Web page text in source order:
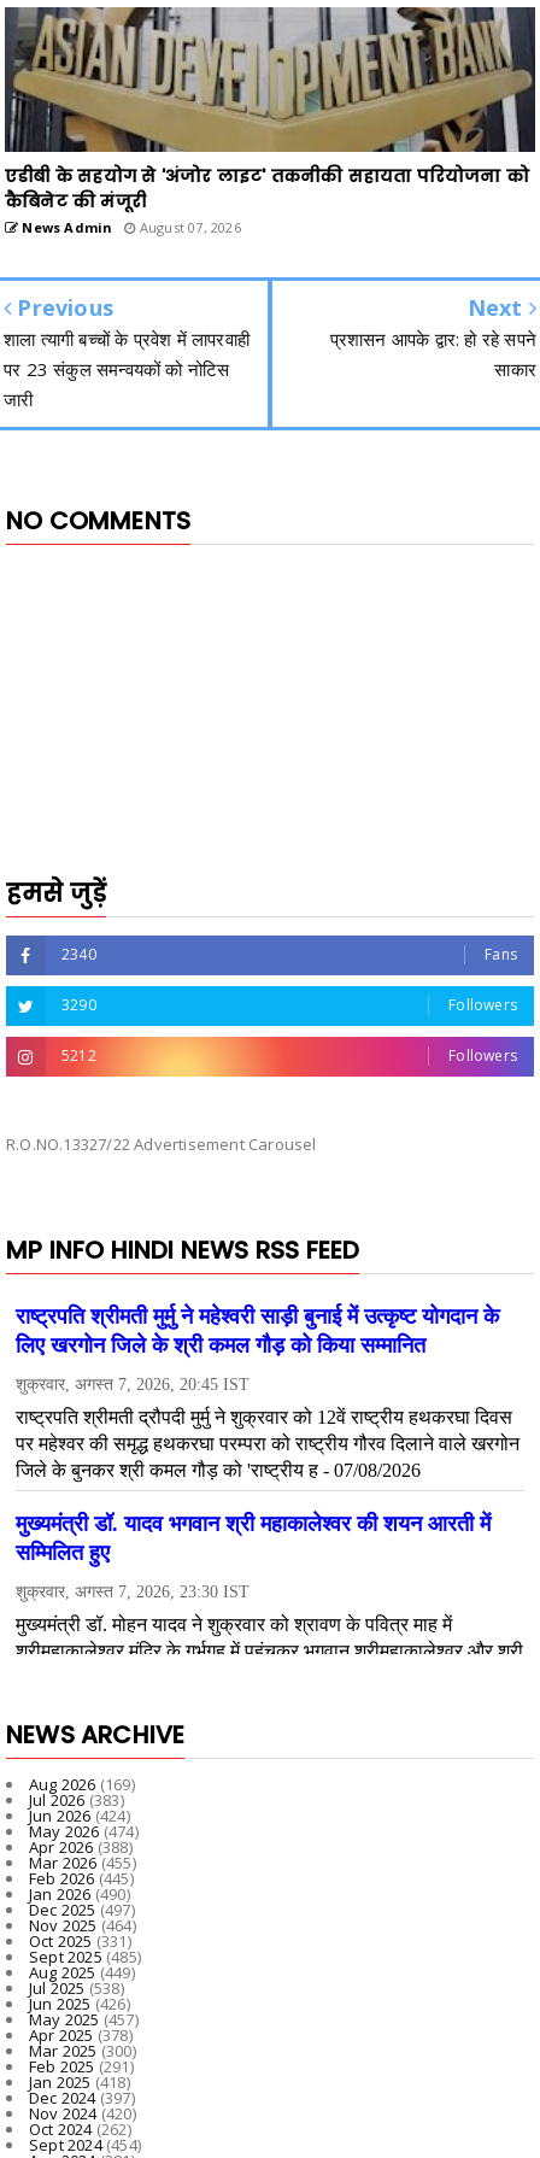
एडीबी के सहयोग से 'अंजोर लाइट' तकनीकी सहायता परियोजना को
कैबिनेट की मंजूरी
News Admin August 07, 2026
Previous
शाला त्यागी बच्चों के प्रवेश में लापरवाही
पर 23 संकुल समन्वयकों को नोटिस
जारी
Next
प्रशासन आपके द्वार: हो रहे सपने
साकार
NO COMMENTS
हमसे जुड़ें
2340 Fans
3290 Followers
5212 Followers
R.O.NO.13327/22 Advertisement Carousel
MP INFO HINDI NEWS RSS FEED
NEWS ARCHIVE
Aug 2026 (169)
Jul 2026 (383)
Jun 2026(424)
May 2026(474)
Apr 2026 (388)
Mar 2026(455)
Feb 2026 (445)
Jan 2026 (490)
Dec 2025(497)
Nov 2025 (464)
Oct 2025 (331)
Sept 2025 (485)
Aug 2025 (449)
Jul 2025 (538)
Jun 2025(426)
May 2025(457)
Apr 2025 (378)
Mar 2025 (300)
Feb 2025 (291)
Jan 2025 (418)
Dec 2024(397)
Nov 2024(420)
Oct 2024(262)
Sept 2024(454)